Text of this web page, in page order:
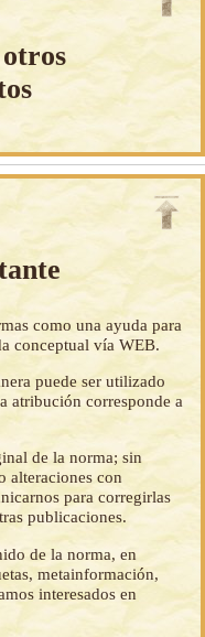
como una ayuda para
conceptual vía WEB.
puede ser utilizado
atribución corresponde a
de la norma; sin
alteraciones con
para corregirlas
publicaciones.
de la norma, en
metainformación,
interesados en